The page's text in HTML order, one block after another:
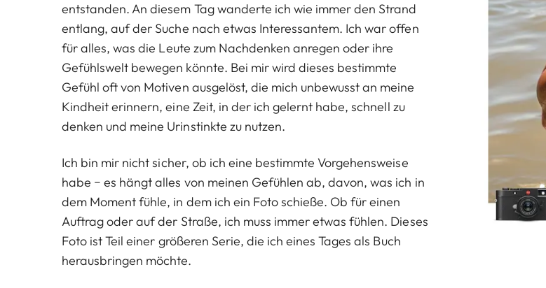
entstanden. An diesem Tag wanderte ich wie immer den Strand
entlang, auf der Suche nach etwas Interessantem. Ich war offen
für alles, was die Leute zum Nachdenken anregen oder ihre
Gefühlswelt bewegen könnte. Bei mir wird dieses bestimmte
Gefühl oft von Motiven ausgelöst, die mich unbewusst an meine
Kindheit erinnern, eine Zeit, in der ich gelernt habe, schnell zu
denken und meine Urinstinkte zu nutzen.
Ich bin mir nicht sicher, ob ich eine bestimmte Vorgehensweise
habe − es hängt alles von meinen Gefühlen ab, davon, was ich in
dem Moment fühle, in dem ich ein Foto schieße. Ob für einen
Auftrag oder auf der Straße, ich muss immer etwas fühlen. Dieses
Foto ist Teil einer größeren Serie, die ich eines Tages als Buch
herausbringen möchte.